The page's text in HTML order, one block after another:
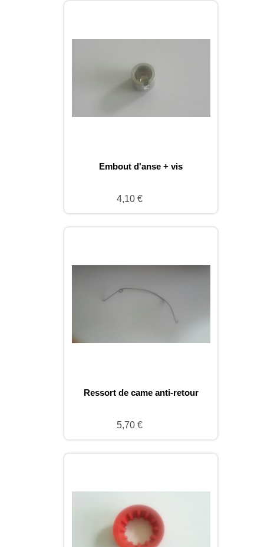
Embout d'anse + vis
4,10 €
Ressort de came anti-retour
5,70 €